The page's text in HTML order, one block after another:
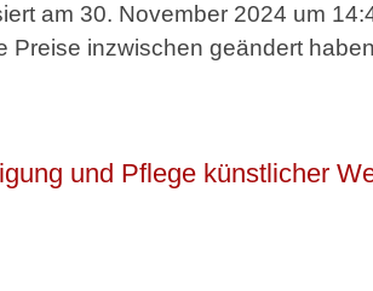
am 30. November 2024 um
Preise inzwischen geändert
und Pflege künstlicher